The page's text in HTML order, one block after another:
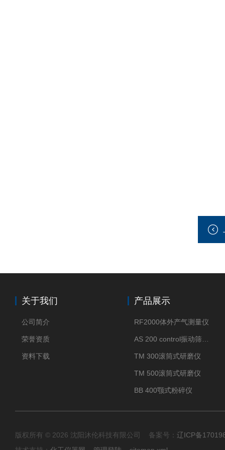
关于我们
公司简介
荣誉资质
资料下载
产品展示
RF2000体外产气测量仪
TM 300滚筒式研磨仪
TM 500滚筒式研磨仪
BB 400颚式粉碎仪
版权所有 © 2026 沈阳沐伦科技有限公司 备案号： 辽ICP备